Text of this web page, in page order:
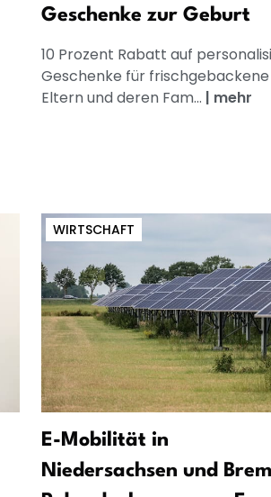
Geschenke zur Geburt
10 Prozent Rabatt auf
Geschenke für frischgebackene
Eltern und deren Fam... | mehr
WIRTSCHAFT
E-Mobilität in
Niedersachsen und